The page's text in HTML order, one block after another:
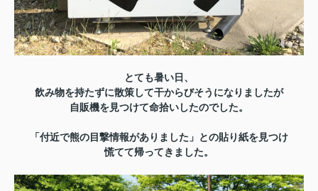
とても暑い日、
飲み物を持たずに散策して干からびそうになりましたが
自販機を見つけて命拾いしたのでした。
「付近で熊の目撃情報がありました」との貼り紙を見つけ
慌てて帰ってきました。